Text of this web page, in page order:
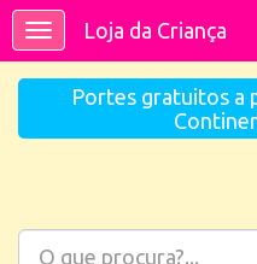
ToggleLoja da Criança
Portes gratuitos a